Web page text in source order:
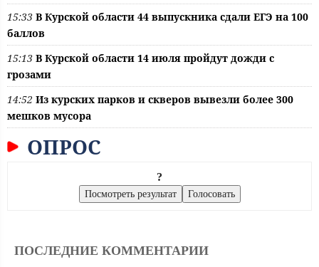
15:33 В Курской области 44 выпускника сдали ЕГЭ на 100
баллов
15:13 В Курской области 14 июля пройдут дожди с
грозами
14:52 Из курских парков и скверов вывезли более 300
мешков мусора
ОПРОС
?
ПОСЛЕДНИЕ КОММЕНТАРИИ